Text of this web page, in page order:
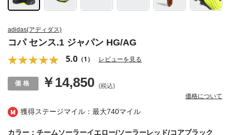
獲得ステージマイル：最大740マイル
adidas(アディダス)
コパ センス.1 ジャパン HG/AG
5.0 （1） レビューを見る
￥14,850 (税込)
価格について
カラー：チームソーラーイエロー/ソーラーレッド/コアブラック